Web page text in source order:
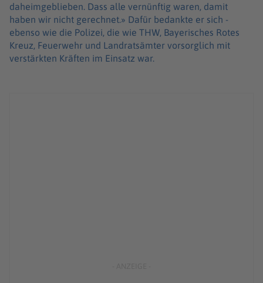
daheimgeblieben. Dass alle vernünftig waren, damit
haben wir nicht gerechnet.» Dafür bedankte er sich -
ebenso wie die Polizei, die wie THW, Bayerisches Rotes
Kreuz, Feuerwehr und Landratsämter vorsorglich mit
verstärkten Kräften im Einsatz war.